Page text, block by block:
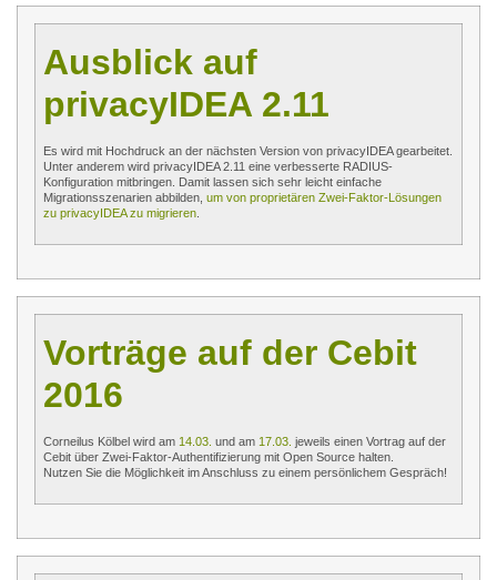
Ausblick auf
privacyIDEA 2.11
Es wird mit Hochdruck an der nächsten Version von privacyIDEA gearbeitet.
Unter anderem wird privacyIDEA 2.11 eine verbesserte RADIUS-
Konfiguration mitbringen. Damit lassen sich sehr leicht einfache
Migrationsszenarien abbilden, um von proprietären Zwei-Faktor-Lösungen
zu privacyIDEA zu migrieren
Vorträge auf der Cebit
2016
Corneilus Kölbel wird am 14.03. und am 17.03. jeweils einen Vortrag auf der
Cebit über Zwei-Faktor-Authentifizierung mit Open Source halten.
Nutzen Sie die Möglichkeit im Anschluss zu einem persönlichem Gespräch!